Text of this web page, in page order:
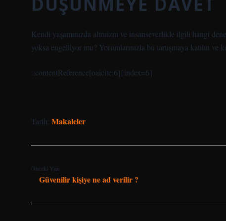
Kendi yaşamınızda altruizm ve insanseverlikle ilgili hangi
yoksa engelliyor mu? Yorumlarınızla bu tartışmaya katılın
::contentReference[oaicite:6]{index=6}
Tarih: Makaleler
Önceki Yazı
Güvenilir kişiye ne ad verilir ?